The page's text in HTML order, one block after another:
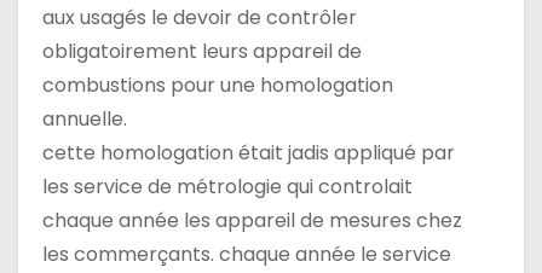
aux usagés le devoir de contrôler
obligatoirement leurs appareil de
combustions pour une homologation
annuelle.
cette homologation était jadis appliqué par
les service de métrologie qui controlait
chaque année les appareil de mesures chez
les commerçants. chaque année le service